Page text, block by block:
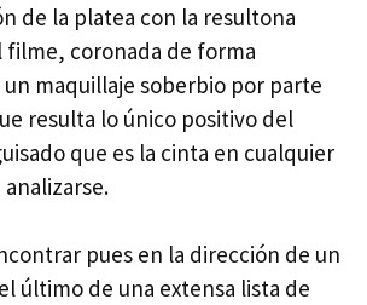
de la platea con la resultona
filme, coronada de forma
maquillaje soberbio por parte
resulta lo único positivo del
que es la cinta en cualquier
pues en la dirección de un
último de una extensa lista de